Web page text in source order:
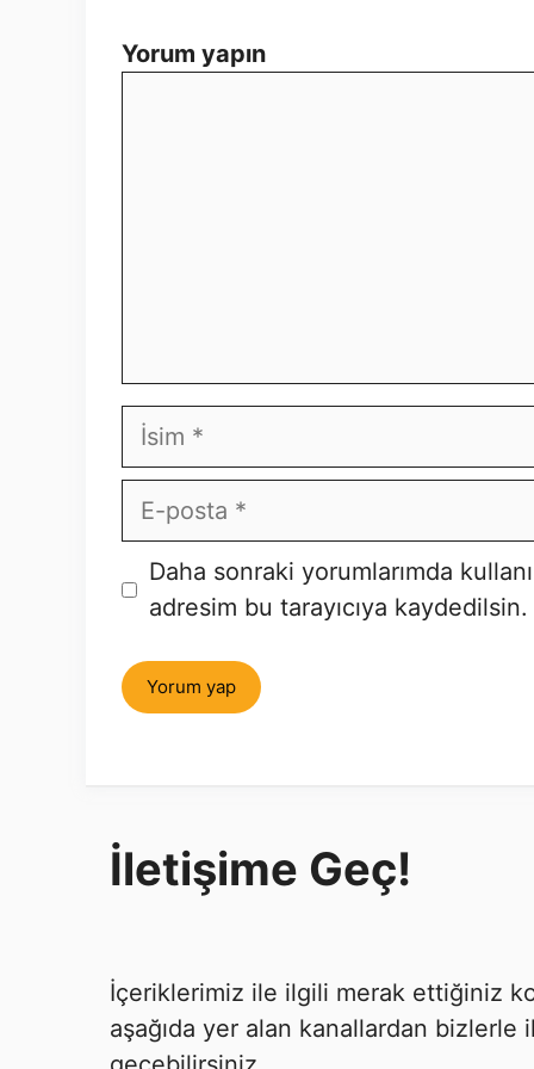
Yorum yapın
İsim
E-
posta
İnternet
sitesi
Daha sonraki yorumlarımda
adresim bu tarayıcıya kaydedilsin.
İletişime Geç!
İçeriklerimiz ile ilgili merak ettiğiniz
aşağıda yer alan kanallardan bizlerle